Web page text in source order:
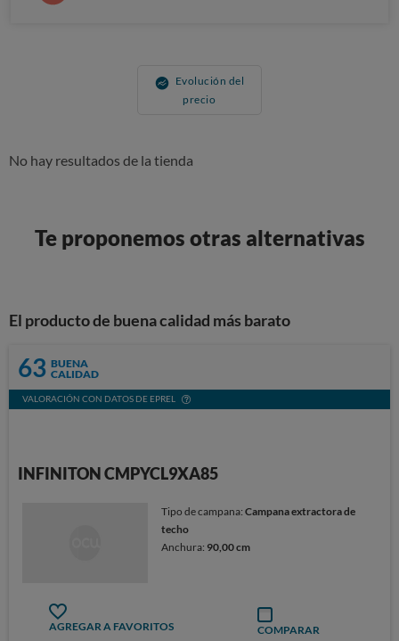
Evolución del
precio
No hay resultados de la tienda
Te proponemos otras alternativas
El producto de buena calidad más barato
63 BUENA
CALIDAD
VALORACIÓN CON DATOS DE EPREL
INFINITON CMPYCL9XA85
Tipo de campana:Campana extractora de
techo
Anchura: 90,00 cm
AGREGAR A FAVORITOS COMPARAR